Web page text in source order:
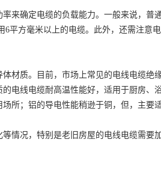
来确定电缆的负载能力。一般来说，普
平方毫米以上的电缆。此外，还需注意
材质。目前，市场上常见的电线电缆绝
电线电缆耐高温性能好，适用于厨房、
所；铝的导电性能稍逊于铜，但，主要
情况，特别是老旧房屋的电线电缆需要